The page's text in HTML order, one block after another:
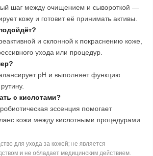
шаг между очищением и сывороткой —
кожу и готовит её принимать активы.
и склонной к покраснению коже,
ухода или процедур.
pH и выполняет функцию
с кислотами?
эссенция помогает
кожи между кислотными процедурами.
для ухода за кожей; не является
и не обладает медицинским действием.